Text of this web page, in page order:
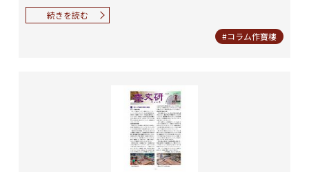
続きを読む
#コラム作寶樓